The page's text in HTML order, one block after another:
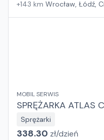
+143 km Wrocław, Łódź,
MOBIL SERWIS
SPRĘŻARKA ATLAS
Sprężarki
338.30 zł/dzień